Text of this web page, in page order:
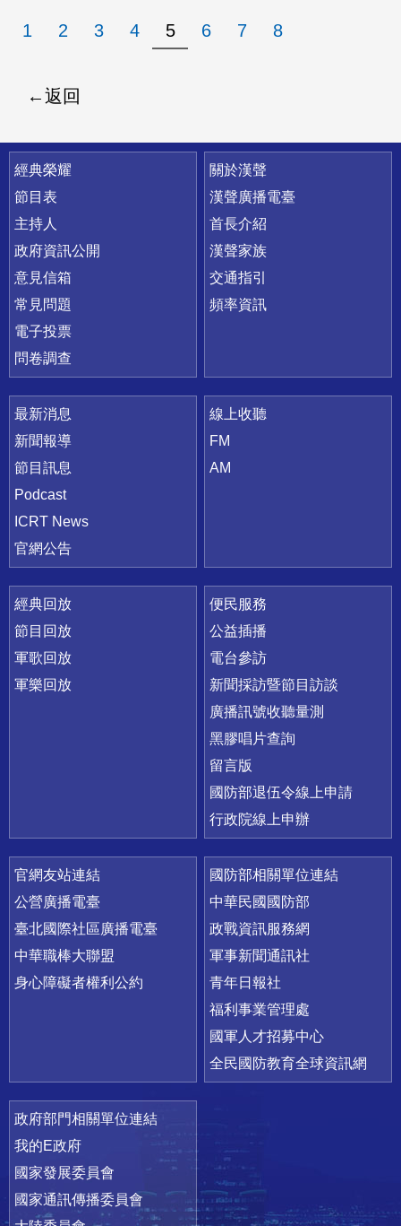
1 2 3 4 5 6 7 8
返回
快速連結
經典榮耀
節目表
主持人
政府資訊公開
意見信箱
常見問題
電子投票
問卷調查
關於漢聲
漢聲廣播電臺
首長介紹
漢聲家族
交通指引
頻率資訊
最新消息
新聞報導
節目訊息
Podcast
ICRT News
官網公告
線上收聽
FM
AM
經典回放
節目回放
軍歌回放
軍樂回放
便民服務
公益插播
電台參訪
新聞採訪暨節目訪談
廣播訊號收聽量測
黑膠唱片查詢
留言版
國防部退伍令線上申請
行政院線上申辦
官網友站連結
公營廣播電臺
臺北國際社區廣播電臺
中華職棒大聯盟
身心障礙者權利公約
國防部相關單位連結
中華民國國防部
政戰資訊服務網
軍事新聞通訊社
青年日報社
福利事業管理處
國軍人才招募中心
全民國防教育全球資訊網
政府部門相關單位連結
我的E政府
國家發展委員會
國家通訊傳播委員會